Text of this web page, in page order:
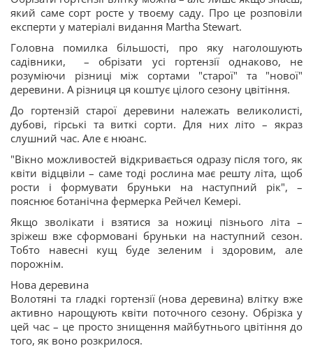
який саме сорт росте у твоєму саду. Про це розповіли
експерти у матеріалі видання Martha Stewart.
Головна помилка більшості, про яку наголошують
садівники, – обрізати усі гортензії однаково, не
розуміючи різниці між сортами "старої" та "нової"
деревини. А різниця ця коштує цілого сезону цвітіння.
До гортензій старої деревини належать великолисті,
дубові, гірські та виткі сорти. Для них літо – якраз
слушний час. Але є нюанс.
"Вікно можливостей відкривається одразу після того, як
квіти відцвіли – саме тоді рослина має решту літа, щоб
рости і формувати бруньки на наступний рік", –
пояснює ботанічна фермерка Рейчел Кемері.
Якщо зволікати і взятися за ножиці пізнього літа –
зріжеш вже сформовані бруньки на наступний сезон.
Тобто навесні кущ буде зеленим і здоровим, але
порожнім.
Нова деревина
Волотяні та гладкі гортензії (нова деревина) влітку вже
активно нарощують квіти поточного сезону. Обрізка у
цей час – це просто знищення майбутнього цвітіння до
того, як воно розкрилося.